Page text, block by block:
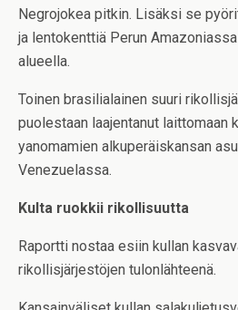
Negrojokea pitkin. Lisäksi se
ja lentokenttiä Perun
alueella.
Toinen brasilialainen suuri
puolestaan laajentanut laittomaan
yanomamien alkuperäiskansan
Venezuelassa.
Kulta ruokkii rikollisuutta
Raportti nostaa esiin kullan
rikollisjärjestöjen tulonlähteenä.